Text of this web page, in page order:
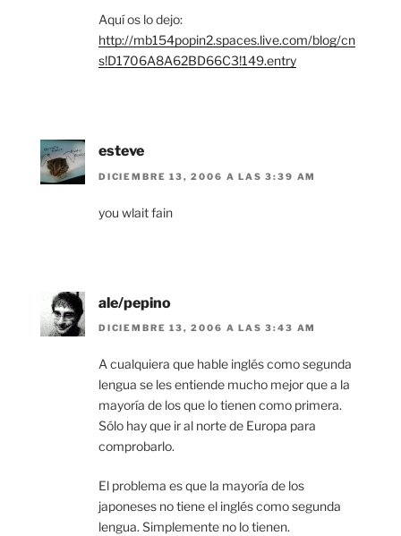
Aquí os lo dejo:
http://mb154popin2.spaces.live.com/blog/cn
s!D1706A8A62BD66C3!149.entry
esteve
DICIEMBRE 13, 2006 A LAS 3:39 AM
you wlait fain
ale/pepino
DICIEMBRE 13, 2006 A LAS 3:43 AM
A cualquiera que hable inglés como segunda
lengua se les entiende mucho mejor que a la
mayoría de los que lo tienen como primera.
Sólo hay que ir al norte de Europa para
comprobarlo.
El problema es que la mayoría de los
japoneses no tiene el inglés como segunda
lengua. Simplemente no lo tienen.